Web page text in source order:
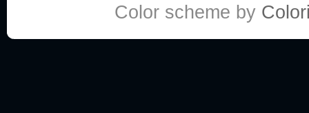
Color scheme by